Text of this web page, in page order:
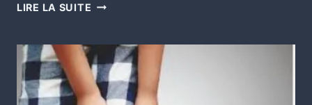
LIRE LA SUITE